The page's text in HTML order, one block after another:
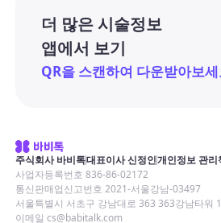
더 많은 시술정보
앱에서 보기
QR을 스캔하여 다운받아보세
주식회사 바비톡대표이사 신정인개인정보 관리
사업자등록번호 836-86-02172
통신판매업신고번호 2021-서울강남-03497
서울특별시 서초구 강남대로 363 363강남타워
이메일 cs@babitalk.com